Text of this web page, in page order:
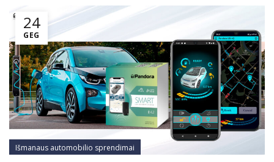
24
GEG
Išmanaus automobilio sprendimai